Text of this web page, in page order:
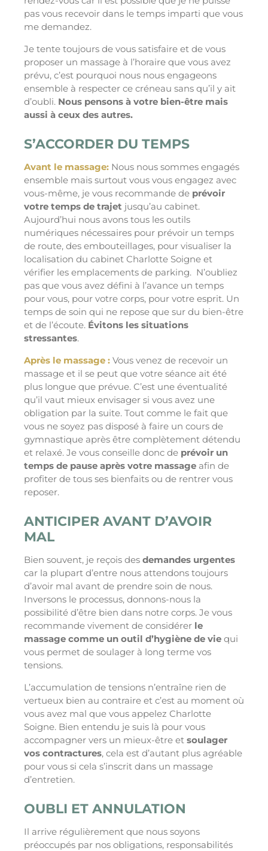
pas vous recevoir dans le temps imparti que vous
me demandez.
Je tente toujours de vous satisfaire et de vous
proposer un massage à l’horaire que vous avez
prévu, c’est pourquoi nous nous engageons
ensemble à respecter ce créneau sans qu’il y ait
d’oubli. Nous pensons à votre bien-être mais
aussi à ceux des autres.
S’ACCORDER DU TEMPS
Avant le massage: Nous nous sommes engagés
ensemble mais surtout vous vous engagez avec
vous-même, je vous recommande de prévoir
votre temps de trajet jusqu’au cabinet.
Aujourd’hui nous avons tous les outils
numériques nécessaires pour prévoir un temps
de route, des embouteillages, pour visualiser la
localisation du cabinet Charlotte Soigne et
vérifier les emplacements de parking. N’oubliez
pas que vous avez défini à l’avance un temps
pour vous, pour votre corps, pour votre esprit. Un
temps de soin qui ne repose que sur du bien-être
et de l’écoute. Évitons les situations
stressantes.
Après le massage : Vous venez de recevoir un
massage et il se peut que votre séance ait été
plus longue que prévue. C’est une éventualité
qu’il vaut mieux envisager si vous avez une
obligation par la suite. Tout comme le fait que
vous ne soyez pas disposé à faire un cours de
gymnastique après être complètement détendu
et relaxé. Je vous conseille donc de prévoir un
temps de pause après votre massage afin de
profiter de tous ses bienfaits ou de rentrer vous
reposer.
ANTICIPER AVANT D’AVOIR
MAL
Bien souvent, je reçois des demandes urgentes
car la plupart d’entre nous attendons toujours
d’avoir mal avant de prendre soin de nous.
Inversons le processus, donnons-nous la
possibilité d’être bien dans notre corps. Je vous
recommande vivement de considérer le
massage comme un outil d’hygiène de vie qui
vous permet de soulager à long terme vos
tensions.
L’accumulation de tensions n’entraîne rien de
vertueux bien au contraire et c’est au moment où
vous avez mal que vous appelez Charlotte
Soigne. Bien entendu je suis là pour vous
accompagner vers un mieux-être et soulager
vos contractures, cela est d’autant plus agréable
pour vous si cela s’inscrit dans un massage
d’entretien.
OUBLI ET ANNULATION
Il arrive régulièrement que nous soyons
préoccupés par nos obligations, responsabilités